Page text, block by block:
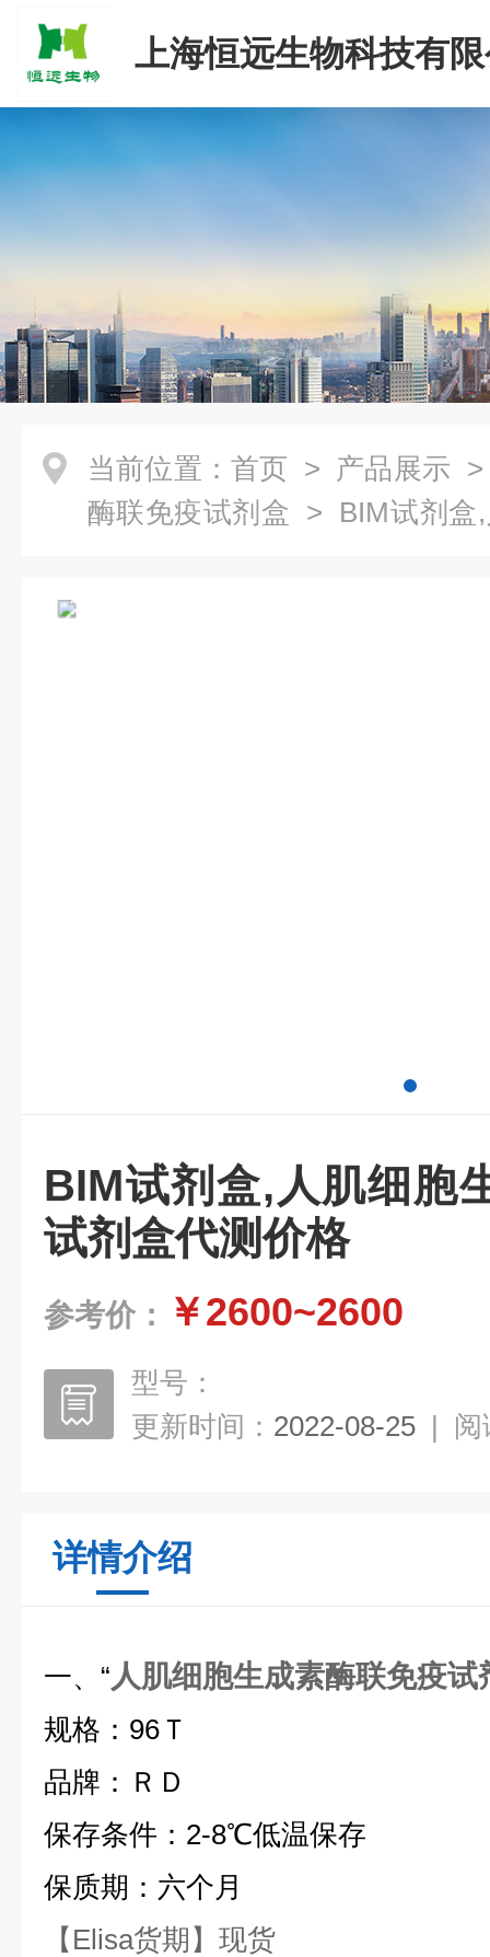
上海恒远生物科技有
当前位置： 首页 > 产品展示
酶联免疫试剂盒 > BIM试剂盒
BIM试剂盒,人肌细胞
试剂盒代测价格
参考价： ￥2600~2600
型号：
更新时间： 2022-08-25 | 阅
详情介绍
一、“ 人肌细胞生成素酶联免疫试
规格：96Ｔ
品牌：ＲＤ
保存条件：2-8℃低温保存
保质期：六个月
【Elisa货期】现货